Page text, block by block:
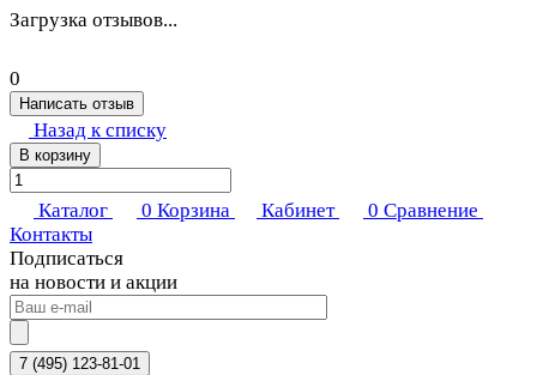
Загрузка отзывов...
0
Написать отзыв
Назад к списку
В корзину
Каталог 0 Корзина Кабинет 0 Сравнение
Контакты
Подписаться
на новости и акции
7 (495) 123-81-01